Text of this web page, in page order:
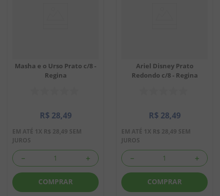
Masha e o Urso Prato c/8 -
Regina
R$ 28,49
EM ATÉ 1X R$ 28,49 SEM
JUROS
＋
－
COMPRAR
Ariel Disney Prato
Redondo c/8 - Regina
R$ 28,49
EM ATÉ 1X R$ 28,49 SEM
JUROS
＋
－
COMPRAR